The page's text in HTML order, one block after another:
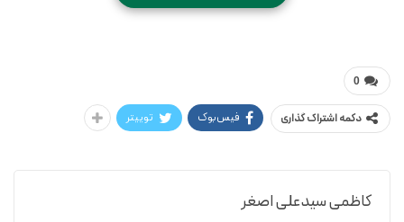
0
دکمه اشتراک گذاری فیس‌بوک توییتر
کاظمی سیدعلی اصغر